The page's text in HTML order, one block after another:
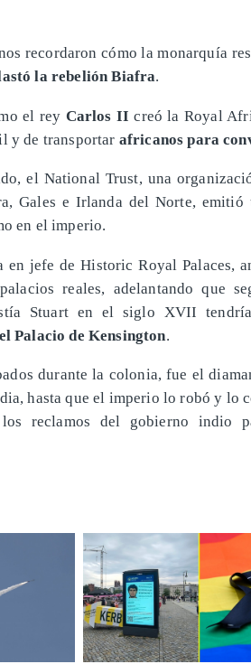
recordaron cómo la monarquía
la rebelión Biafra.
el rey Carlos II creó la Royal
y de transportar africanos para
el National Trust, una
Gales e Irlanda del Norte,
en el imperio.
en jefe de Historic Royal Palaces,
reales, adelantando que
Stuart en el siglo XVII
Palacio de Kensington.
durante la colonia, fue el
hasta que el imperio lo robó y lo
los reclamos del gobierno indio